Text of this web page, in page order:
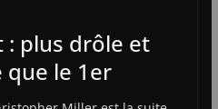
: plus drôle et
le 1er